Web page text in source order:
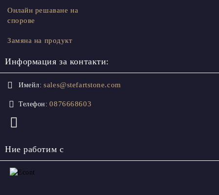
Онлайн решаване на
спорове
Замяна на продукт
Информация за контакти:
Имейл: sales@stefartstone.com
Телефон: 0876668603
Ние работим с